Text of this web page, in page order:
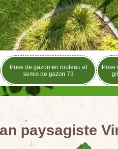
Pose de gazon en rouleau et
semis de gazon 73
Pose
paysagiste